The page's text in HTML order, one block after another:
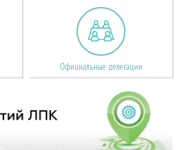
Официальные делегации